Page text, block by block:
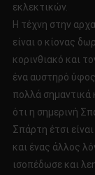
Η τέχνη στην
είναι ο κίονας
κορινθιακό και
ένα αυστηρό
πολλά σημαντικά
ότι η σημερινή
Σπάρτη έτσι
και ένας άλλος
ισοπέδωσε και